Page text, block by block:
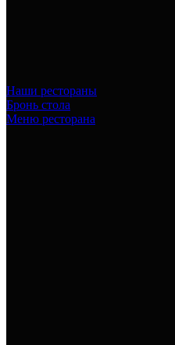
Наши рестораны
Бронь стола
Меню ресторана